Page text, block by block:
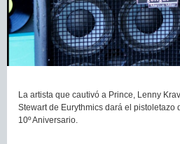
La artista que cautivó a Prince, Lenny
Stewart de Eurythmics dará el pistoletazo
10º Aniversario.